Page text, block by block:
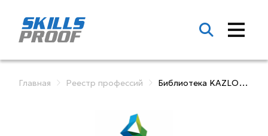
Главная Реестр профессий Библиотека KAZLOGISTICS